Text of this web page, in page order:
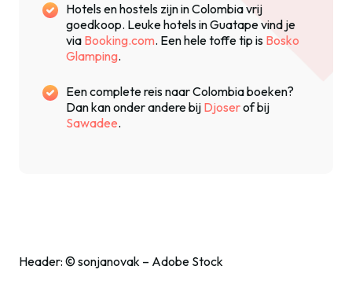
Hotels en hostels zijn in Colombia vrij
goedkoop. Leuke hotels in Guatape vind je
via Booking.com. Een hele toffe tip is Bosko
Glamping.
Een complete reis naar Colombia boeken?
Dan kan onder andere bij Djoserof bij
Sawadee.
Header: © sonjanovak – Adobe Stock